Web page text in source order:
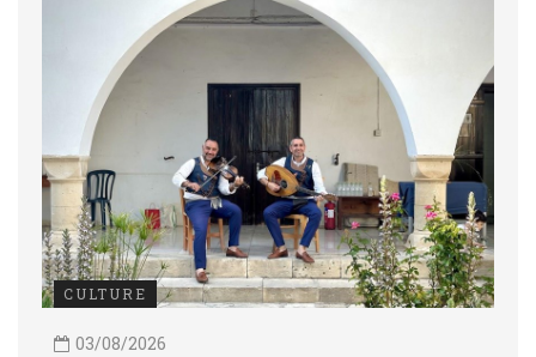
CULTURE
03/08/2026